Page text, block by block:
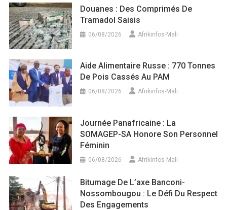
Douanes : Des Comprimés De
Tramadol Saisis
06/08/2026 Afrikinfos-Mali
Aide Alimentaire Russe : 770 Tonnes
De Pois Cassés Au PAM
06/08/2026 Afrikinfos-Mali
Journée Panafricaine : La
SOMAGEP-SA Honore Son Personnel
Féminin
06/08/2026 Afrikinfos-Mali
Bitumage De L’axe Banconi-
Nossombougou : Le Défi Du Respect
Des Engagements